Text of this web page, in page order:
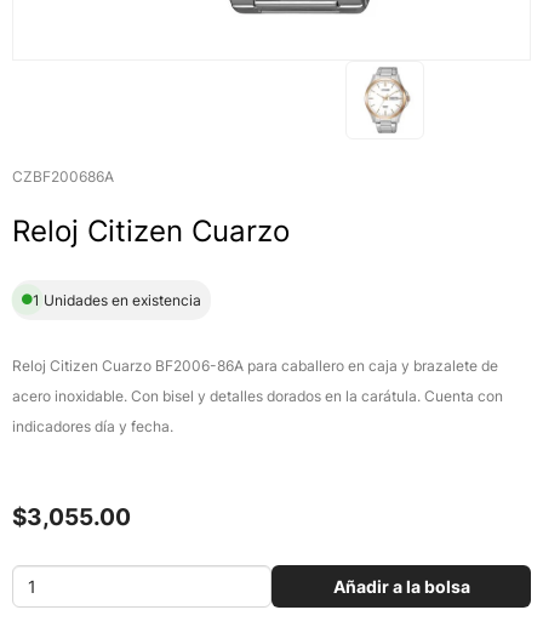
CZBF200686A
Reloj Citizen Cuarzo
1 Unidades en existencia
Reloj Citizen Cuarzo BF2006-86A para caballero en caja y brazalete de
acero inoxidable. Con bisel y detalles dorados en la carátula. Cuenta con
indicadores día y fecha.
$3,055.00
Añadir a la bolsa